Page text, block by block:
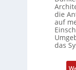
die
auf
das